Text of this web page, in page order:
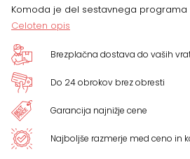
Komoda je del sestavnega programa
Celoten opis
Brezplačna dostava do vaših
Do 24 obrokov brez obresti
Garancija najnižje cene
Najboljše razmerje med ceno in